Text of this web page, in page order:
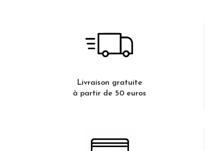
Livraison gratuite
à partir de 50 euros